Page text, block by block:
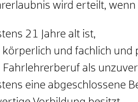
wird erteilt,
21 Jahre alt ist,
körperlich und fachlich und
als
eine abgeschlossene